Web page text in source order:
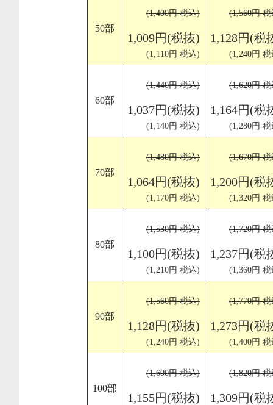
50部
(1,400円 税込)
1,009円(税抜)
(1,110円 税込)
(1,560円
1,128円(税
(1,240円
60部
(1,440円 税込)
1,037円(税抜)
(1,140円 税込)
(1,620円
1,164円(税
(1,280円
70部
(1,480円 税込)
1,064円(税抜)
(1,170円 税込)
(1,670円
1,200円(税
(1,320円
80部
(1,530円 税込)
1,100円(税抜)
(1,210円 税込)
(1,720円
1,237円(税
(1,360円
90部
(1,560円 税込)
1,128円(税抜)
(1,240円 税込)
(1,770円
1,273円(税
(1,400円
100部
(1,600円 税込)
1,155円(税抜)
(1,820円
1,309円(税